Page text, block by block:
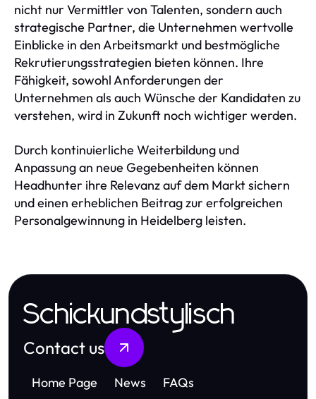
nicht nur Vermittler von Talenten, sondern auch
strategische Partner, die Unternehmen wertvolle
Einblicke in den Arbeitsmarkt und bestmögliche
Rekrutierungsstrategien bieten können. Ihre
Fähigkeit, sowohl Anforderungen der
Unternehmen als auch Wünsche der Kandidaten zu
verstehen, wird in Zukunft noch wichtiger werden.
Durch kontinuierliche Weiterbildung und
Anpassung an neue Gegebenheiten können
Headhunter ihre Relevanz auf dem Markt sichern
und einen erheblichen Beitrag zur erfolgreichen
Personalgewinnung in Heidelberg leisten.
Schickundstylisch
Contact us
Home Page News FAQs